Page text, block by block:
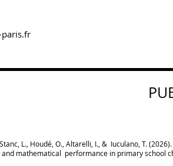
paris.fr
Stanc, L., Houdé, O., Altarelli, I., & Iuculano, T.
and mathematical performance in primary school